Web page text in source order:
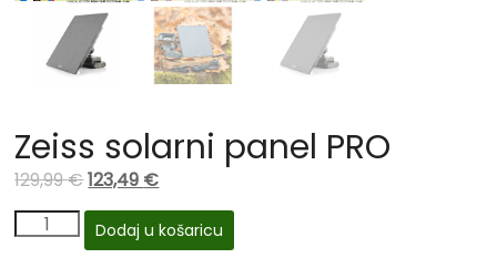
Zeiss solarni panel PRO
129,99€123,49 €
Dodaj u košaricu